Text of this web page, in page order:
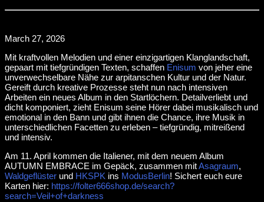
March 27, 2026
Mit kraftvollen Melodien und einer einzigartigen Klanglandschaft,
gepaart mit tiefgründigen Texten, schaffen Enisum von jeher eine
unverwechselbare Nähe zur arpitanschen Kultur und der Natur.
Gereift durch kreative Prozesse steht nun nach intensiven
Arbeiten ein neues Album in den Startlöchern. Detailverliebt und
dicht komponiert, zieht Enisum seine Hörer dabei musikalisch und
emotional in den Bann und gibt ihnen die Chance, ihre Musik in
unterschiedlichen Facetten zu erleben – tiefgründig, mitreißend
und intensiv.
Am 11. April kommen die Italiener, mit dem neuem Album
AUTUMN EMBRACE im Gepäck, zusammen mitAsagraum,
Waldgeflüster und HKSPK ins ModusBerlin! Sichert euch eure
Karten hier: https://folter666shop.de/search?
search=Veil+of+darkness